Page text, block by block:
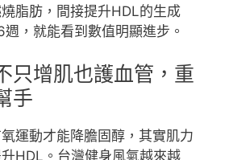
脂肪，間接提升HDL的生成
，就能看到數值明顯進步。
只增肌也護血管，重
手
運動才能降膽固醇，其實肌力
HDL。台灣健身風氣越來越